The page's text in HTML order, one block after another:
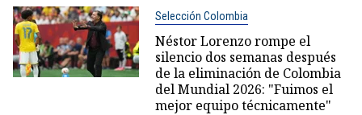
Selección Colombia
Néstor Lorenzo rompe el
silencio dos semanas después
de la eliminación de Colombia
del Mundial 2026: "Fuimos el
mejor equipo técnicamente"